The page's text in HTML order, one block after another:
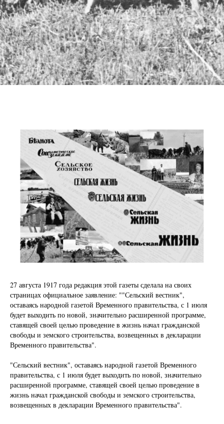
27 августа 1917 года редакция этой газеты сделала на своих
страницах официальное заявление: ""Сельский вестник",
оставаясь народной газетой Временного правительства, с 1 июля
будет выходить по новой, значительно расширенной программе,
ставящей своей целью проведение в жизнь начал гражданской
свободы и земского строительства, возвещенных в декларации
Временного правительства".
"Сельский вестник", оставаясь народной газетой Временного
правительства, с 1 июля будет выходить по новой, значительно
расширенной программе, ставящей своей целью проведение в
жизнь начал гражданской свободы и земского строительства,
возвещенных в декларации Временного правительства".